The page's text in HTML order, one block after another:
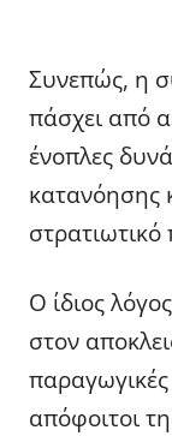
Συνεπώς, η
πάσχει από
ένοπλες
κατανόησης
στρατιωτικό
Ο ίδιος
στον
απόφοιτοι